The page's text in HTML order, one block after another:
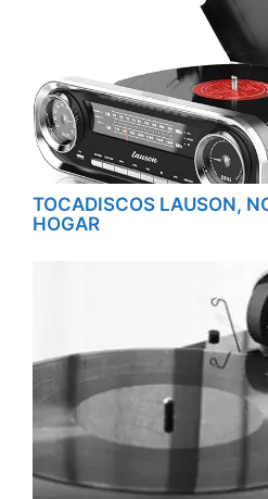
TOCADISCOS LAUSON,
HOGAR